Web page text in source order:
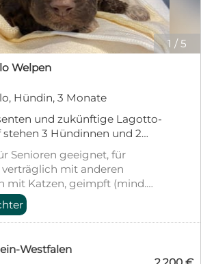
1 /5
Welpen
Hündin, 3 Monate
und zukünftige Lagotto-
3 Hündinnen und 2
am Pfingstsonntag 24.
dreieinhalb Wochen alt
ca. 1 Woche besucht und
Solange bevölkern sie noch
Küche und bis dahin
die Kleinen in etwa
sind. Die Rasselbande
die ihnen gerne eine
Senioren geeignet, für
mit anderen
mit Katzen, geimpft (mind.
gechipt, mit EU-
Westfalen